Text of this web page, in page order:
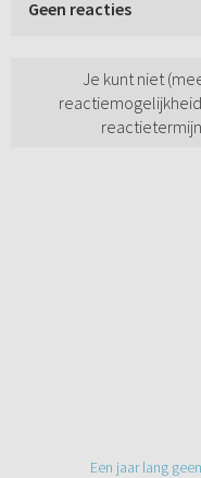
Geen reacties
Je kunt niet
Een jaar lang